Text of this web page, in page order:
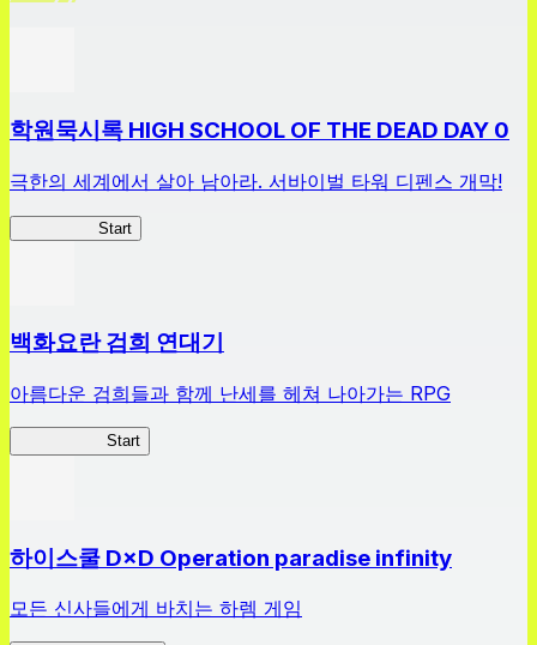
학원묵시록 HIGH SCHOOL OF THE DEAD DAY 0
극한의 세계에서 살아 남아라. 서바이벌 타워 디펜스 개막!
Start
백화요란 검희 연대기
아름다운 검희들과 함께 난세를 헤쳐 나아가는 RPG
Start
하이스쿨 D×D Operation paradise infinity
모든 신사들에게 바치는 하렘 게임